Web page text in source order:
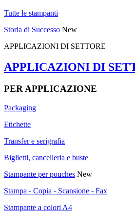
Tutte le stampanti
Storia di Successo New
APPLICAZIONI DI SETTORE
APPLICAZIONI DI
PER APPLICAZIONE
Packaging
Etichette
Transfer e serigrafia
Biglietti, cancelleria e buste
Stampante per pouches New
Stampa - Copia - Scansione - Fax
Stampante a colori A4